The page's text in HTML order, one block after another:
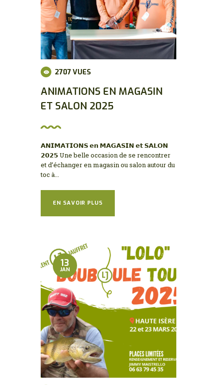
2707 VUES
ANIMATIONS EN MAGASIN
ET SALON 2025
𝗔𝗡𝗜𝗠𝗔𝗧𝗜𝗢𝗡𝗦 𝗲𝗻 𝗠𝗔𝗚𝗔𝗦𝗜𝗡 𝗲𝘁 𝗦𝗔𝗟𝗢𝗡
𝟮𝟬𝟮𝟱 Une belle occasion de se rencontrer
et d’échanger en magasin ou salon autour du
toc à...
EN SAVOIR PLUS
13
JAN